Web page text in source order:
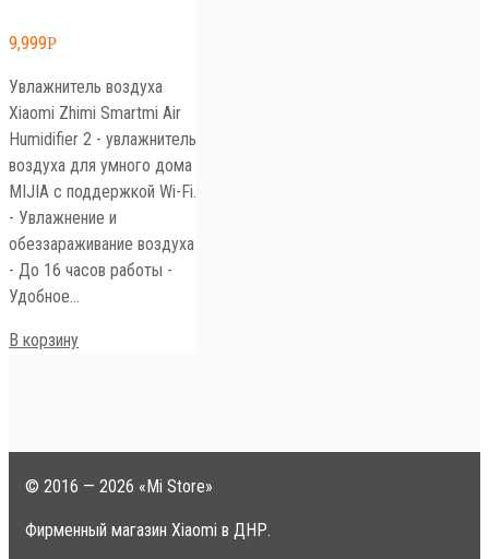
9,999Р
Увлажнитель воздуха
Xiaomi Zhimi Smartmi Air
Humidifier 2 - увлажнитель
воздуха для умного дома
MIJIA с поддержкой Wi-Fi.
- Увлажнение и
обеззараживание воздуха
- До 16 часов работы -
Удобное…
В корзину
© 2016 — 2026 «Mi Store»
Фирменный магазин Xiaomi в ДНР.